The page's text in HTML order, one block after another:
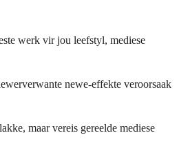
werk vir jou leefstyl, mediese
newe-effekte veroorsaak
maar vereis gereelde mediese